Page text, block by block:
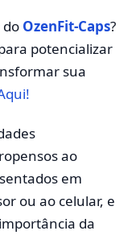
do OzenFit-Caps?
potencializar
sua
ao
em
ou ao celular, e
da